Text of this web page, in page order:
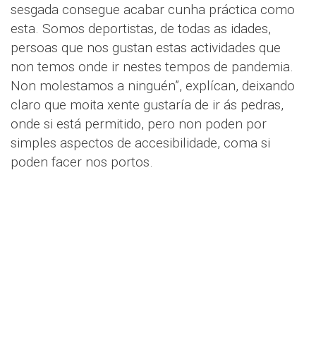
sesgada consegue acabar cunha práctica como
esta. Somos deportistas, de todas as idades,
persoas que nos gustan estas actividades que
non temos onde ir nestes tempos de pandemia.
Non molestamos a ninguén”, explícan, deixando
claro que moita xente gustaría de ir ás pedras,
onde si está permitido, pero non poden por
simples aspectos de accesibilidade, coma si
poden facer nos portos.